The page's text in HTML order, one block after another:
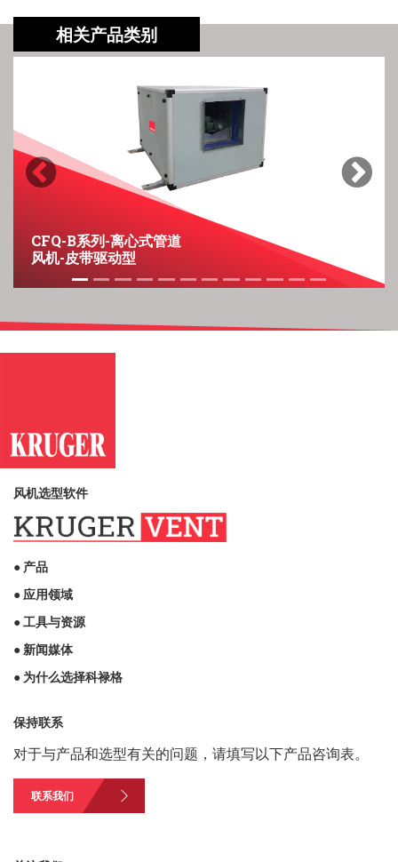
相关产品类别
CFQ-B系列-离心式管道
风机-皮带驱动型
Previous Next
风机选型软件
● 产品
● 应用领域
● 工具与资源
● 新闻媒体
● 为什么选择科禄格
保持联系
对于与产品和选型有关的问题，请填写以下产品咨询表。
联系我们